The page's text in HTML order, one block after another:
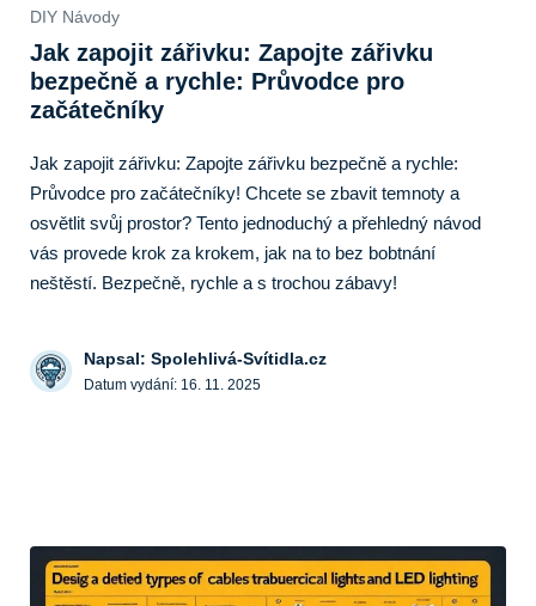
DIY Návody
Jak zapojit zářivku: Zapojte zářivku
bezpečně a rychle: Průvodce pro
začátečníky
Jak zapojit zářivku: Zapojte zářivku bezpečně a rychle:
Průvodce pro začátečníky! Chcete se zbavit temnoty a
osvětlit svůj prostor? Tento jednoduchý a přehledný návod
vás provede krok za krokem, jak na to bez bobtnání
neštěstí. Bezpečně, rychle a s trochou zábavy!
Napsal: Spolehlivá-Svítidla.cz
Datum vydání: 16. 11. 2025